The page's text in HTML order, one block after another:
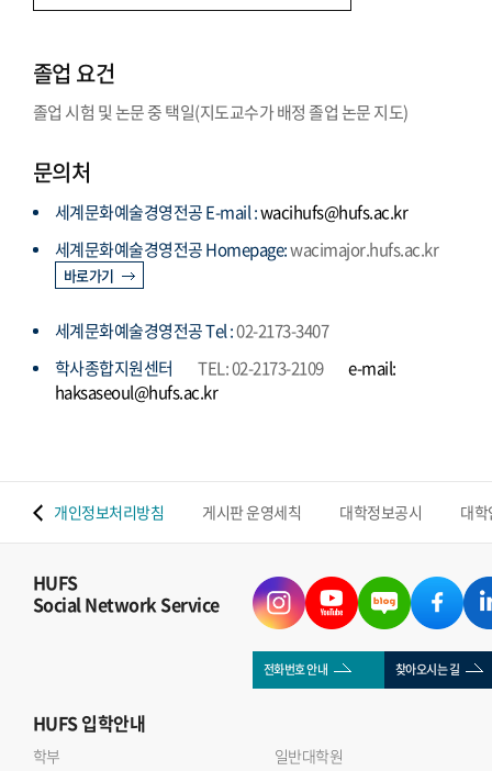
졸업 요건
졸업 시험 및 논문 중 택일(지도교수가 배정 졸업 논문 지도)
문의처
세계문화예술경영전공 E-mail :wacihufs@hufs.ac.kr
세계문화예술경영전공 Homepage:wacimajor.hufs.ac.kr
바로가기
세계문화예술경영전공 Tel :02-2173-3407
학사종합지원센터
TEL: 02-2173-2109
e-mail:
haksaseoul@hufs.ac.kr
개인정보처리방침 게시판 운영세칙 대학정보공시 대
HUFS
Social Network Service
전화번호 안내 찾아오시는 길
HUFS입학안내
학부
일반대학원